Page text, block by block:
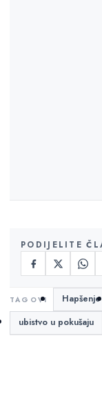
PODIJELITE
Hapšenje
ubistvo u pokušaju